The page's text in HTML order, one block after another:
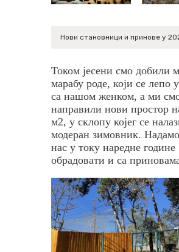
Нови становници и принове у
Током јесени смо добили
марабу роде, који се лепо
са нашом женком, а ми
направили нови простор
м2, у склопу којег се
модеран зимовник.
нас у току наредне године
обрадовати и са